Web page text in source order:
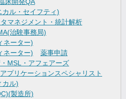
床開発QA
カル・セイフティ)
マネジメント・統計解析
治験事務局)
ネーター)
ネーター)
薬事申請
MSL・アフェアーズ
プリケーションスペシャリスト
カル)
製造所)